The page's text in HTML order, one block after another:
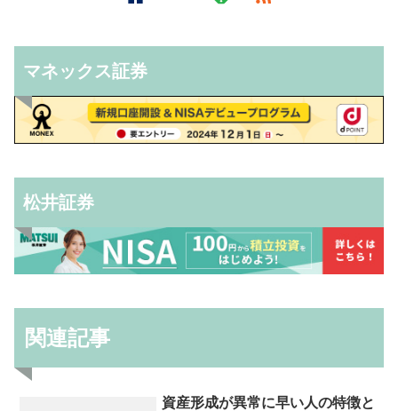
マネックス証券
松井証券
関連記事
資産形成が異常に早い人の特徴と